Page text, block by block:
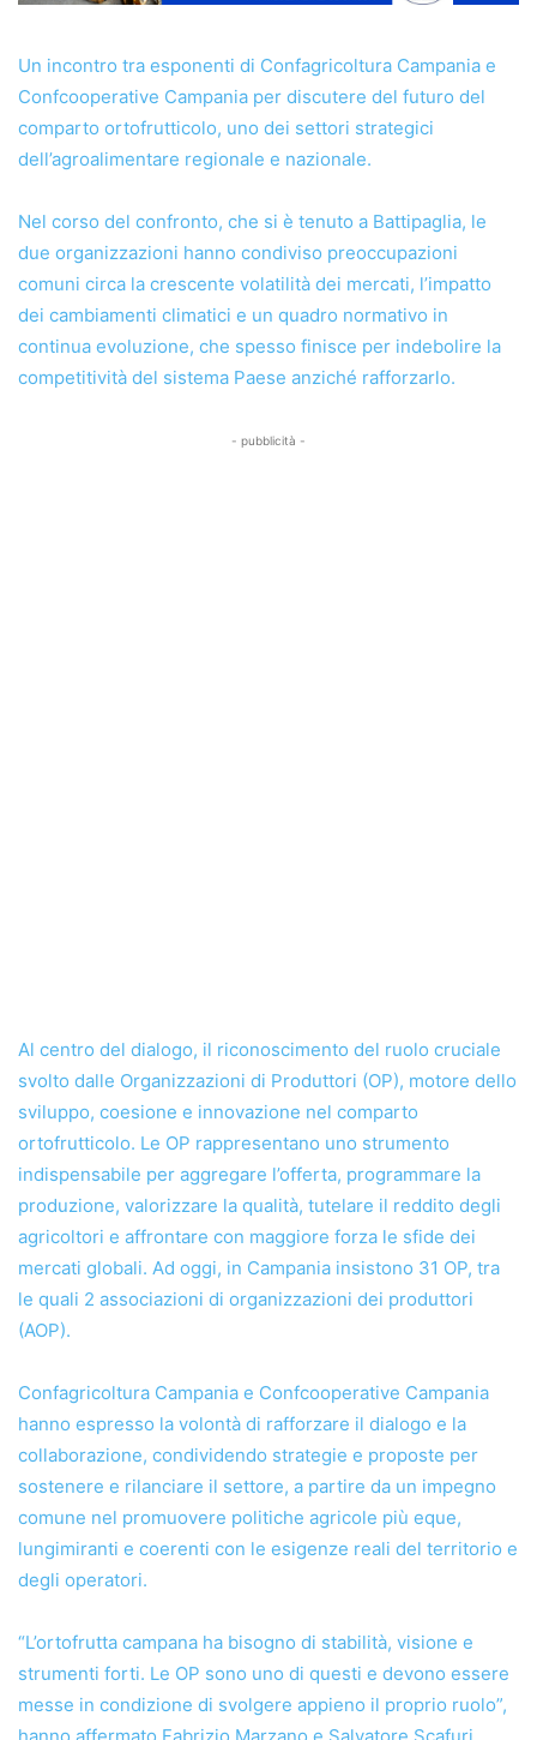
Un incontro tra esponenti di Confagricoltura Campania e
Confcooperative Campania per discutere del futuro del
comparto ortofrutticolo, uno dei settori strategici
dell’agroalimentare regionale e nazionale.
Nel corso del confronto, che si è tenuto a Battipaglia, le
due organizzazioni hanno condiviso preoccupazioni
comuni circa la crescente volatilità dei mercati, l’impatto
dei cambiamenti climatici e un quadro normativo in
continua evoluzione, che spesso finisce per indebolire la
competitività del sistema Paese anziché rafforzarlo.
- pubblicità -
Al centro del dialogo, il riconoscimento del ruolo cruciale
svolto dalle Organizzazioni di Produttori (OP), motore dello
sviluppo, coesione e innovazione nel comparto
ortofrutticolo. Le OP rappresentano uno strumento
indispensabile per aggregare l’offerta, programmare la
produzione, valorizzare la qualità, tutelare il reddito degli
agricoltori e affrontare con maggiore forza le sfide dei
mercati globali. Ad oggi, in Campania insistono 31 OP, tra
le quali 2 associazioni di organizzazioni dei produttori
(AOP).
Confagricoltura Campania e Confcooperative Campania
hanno espresso la volontà di rafforzare il dialogo e la
collaborazione, condividendo strategie e proposte per
sostenere e rilanciare il settore, a partire da un impegno
comune nel promuovere politiche agricole più eque,
lungimiranti e coerenti con le esigenze reali del territorio e
degli operatori.
“L’ortofrutta campana ha bisogno di stabilità, visione e
strumenti forti. Le OP sono uno di questi e devono essere
messe in condizione di svolgere appieno il proprio ruolo”,